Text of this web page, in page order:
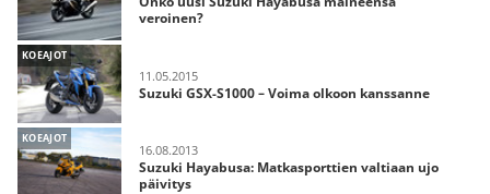
veroinen?
KOEAJOT
11.05.2015
Suzuki GSX-S1000 – Voima olkoon kanssanne
KOEAJOT
16.08.2013
Suzuki Hayabusa: Matkasporttien valtiaan ujo
päivitys